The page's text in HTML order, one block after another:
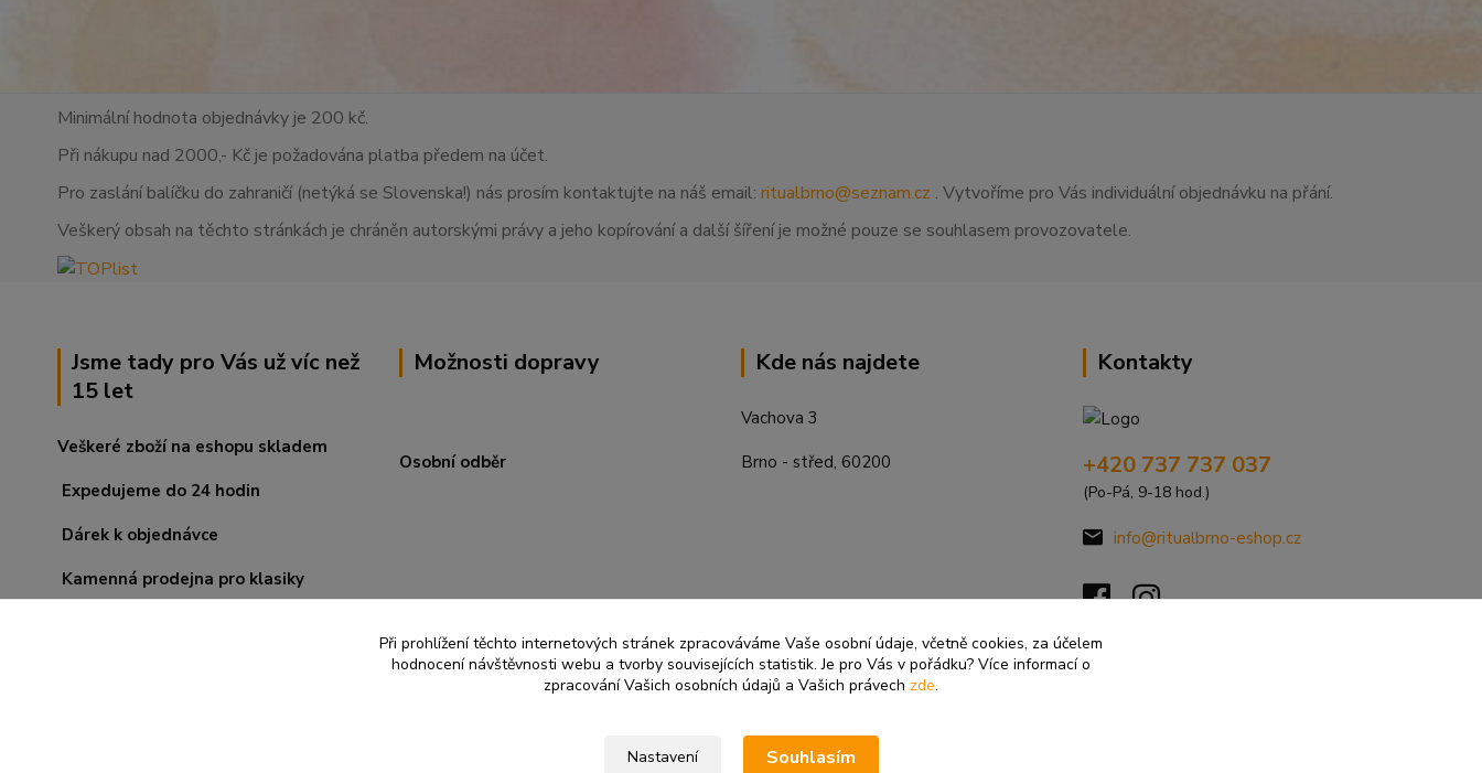
Minimální hodnota objednávky je 200 kč.
Při nákupu nad 2000,- Kč je požadována platba předem na účet.
Pro zaslání balíčku do zahraničí (netýká se Slovenska!) nás prosím kontaktujte na náš email: ritualbrno@seznam.cz . Vytvoříme pro Vás individuální objednávku na přání.
Veškerý obsah na těchto stránkách je chráněn autorskými právy a jeho kopírování a další šíření je možné pouze se souhlasem provozovatele.
Jsme tady pro Vás už víc než
15 let
Veškeré zboží na eshopu skladem
Expedujeme do 24 hodin
Dárek k objednávce
Kamenná prodejna pro klasiky
Možnosti dopravy
Osobní odběr
Kde nás najdete
Vachova 3
Brno - střed, 60200
Kontakty
+420 737 737 037
(Po-Pá, 9-18 hod.)
info@ritualbrno-eshop.cz
Při prohlížení těchto internetových stránek zpracováváme Vaše osobní údaje, včetně cookies, za účelem
hodnocení návštěvnosti webu a tvorby souvisejících statistik. Je pro Vás v pořádku? Více informací o
zpracování Vašich osobních údajů a Vašich právech zde.
Nastavení Souhlasím